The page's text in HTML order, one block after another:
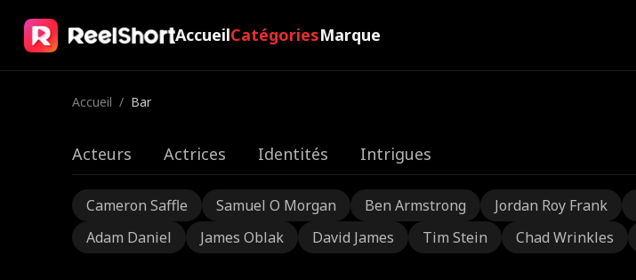
AccueilCatégoriesMarque
Accueil / Bar
Acteurs Actrices Identités Intrigues
Cameron Saffle Samuel O Morgan Ben Armstrong Jordan Roy Frank
Adam Daniel
James Oblak David James Tim Stein Chad Wrinkles